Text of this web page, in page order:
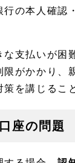
の本人確認
な支払いが困
がかかり、
を講じるこ
座の問題